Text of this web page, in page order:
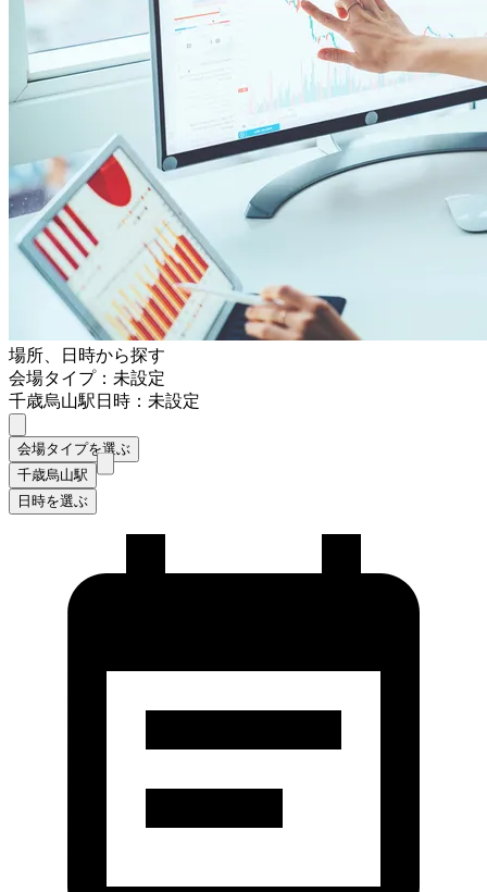
場所、日時から探す
会場タイプ：未設定
千歳烏山駅日時：未設定
会場タイプを選ぶ
千歳烏山駅
日時を選ぶ